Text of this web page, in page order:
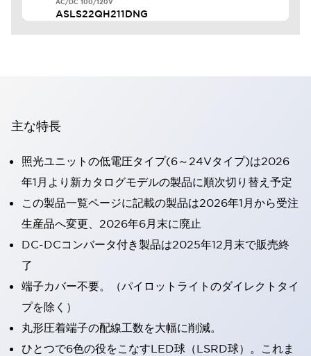
AC/DC 100/120V
ASLS22QH211DNG
主な特長
照光ユニットの低電圧タイプ(6～24Vタイプ)は2026
年1月より新カタログモデルの製品に順次切り替え予定
この製品一覧ページに記載の製品は2026年1月から受注
生産品へ変更、2026年6月末に廃止
DC-DCコンバータ付き製品は2025年12月末で販売終
了
端子カバー不要。（パイロットライトのダイレクトタイ
プを除く）
丸形圧着端子の配線工数を大幅に削減。
ひとつで6色の役をこなすLED球（LSRD球）。これま